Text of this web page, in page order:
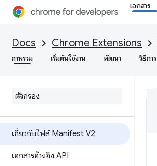
เอกสาร
Docs Chrome Extensions
ภาพรวม เริ่มต้นใช้งาน พัฒนา วิธีการ
เกี่ยวกับไฟล์ Manifest V2
เอกสารอ้างอิง API